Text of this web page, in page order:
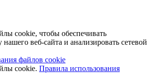
cookie, чтобы обеспечивать
веб-сайта и анализировать сетевой
файлов cookie
cookie. Правила использования